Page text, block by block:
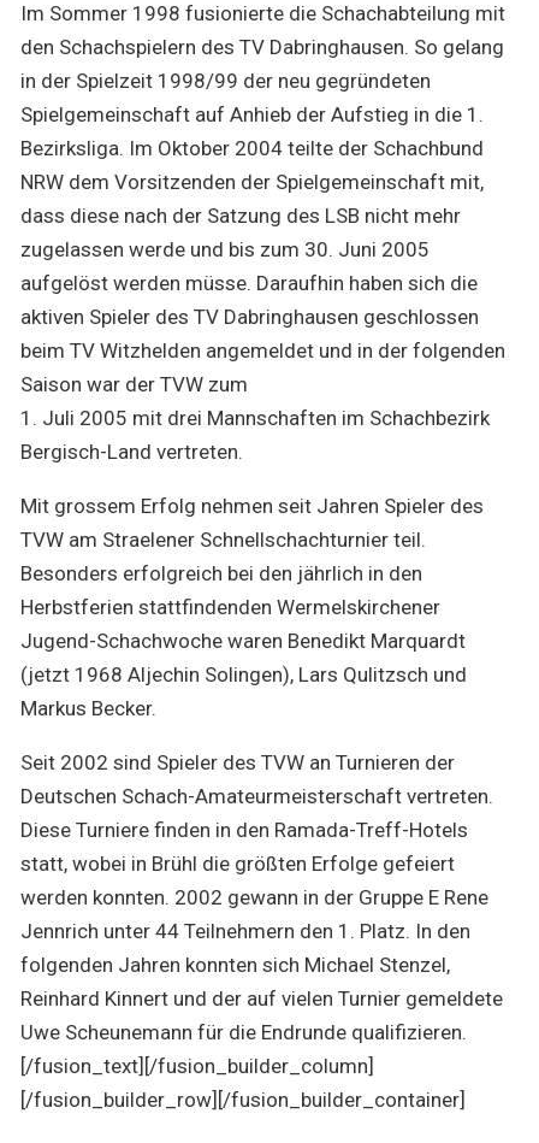
Im Sommer 1998 fusionierte die Schachabteilung mit
den Schachspielern des TV Dabringhausen. So gelang
in der Spielzeit 1998/99 der neu gegründeten
Spielgemeinschaft auf Anhieb der Aufstieg in die 1.
Bezirksliga. Im Oktober 2004 teilte der Schachbund
NRW dem Vorsitzenden der Spielgemeinschaft mit,
dass diese nach der Satzung des LSB nicht mehr
zugelassen werde und bis zum 30. Juni 2005
aufgelöst werden müsse. Daraufhin haben sich die
aktiven Spieler des TV Dabringhausen geschlossen
beim TV Witzhelden angemeldet und in der folgenden
Saison war der TVW zum
1. Juli 2005 mit drei Mannschaften im Schachbezirk
Bergisch-Land vertreten.
Mit grossem Erfolg nehmen seit Jahren Spieler des
TVW am Straelener Schnellschachturnier teil.
Besonders erfolgreich bei den jährlich in den
Herbstferien stattfindenden Wermelskirchener
Jugend-Schachwoche waren Benedikt Marquardt
(jetzt 1968 Aljechin Solingen), Lars Qulitzsch und
Markus Becker.
Seit 2002 sind Spieler des TVW an Turnieren der
Deutschen Schach-Amateurmeisterschaft vertreten.
Diese Turniere finden in den Ramada-Treff-Hotels
statt, wobei in Brühl die größten Erfolge gefeiert
werden konnten. 2002 gewann in der Gruppe E Rene
Jennrich unter 44 Teilnehmern den 1. Platz. In den
folgenden Jahren konnten sich Michael Stenzel,
Reinhard Kinnert und der auf vielen Turnier gemeldete
Uwe Scheunemann für die Endrunde qualifizieren.
[/fusion_text][/fusion_builder_column]
[/fusion_builder_row][/fusion_builder_container]